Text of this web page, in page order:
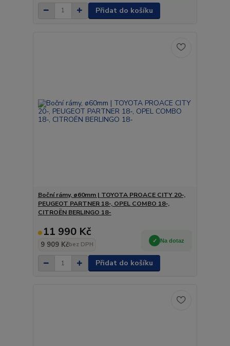
Přidat do košíku
Boční rámy, ø60mm | TOYOTA PROACE CITY 20-,
PEUGEOT PARTNER 18-, OPEL COMBO 18-,
CITROËN BERLINGO 18-
11 990 Kč
9 909 Kčbez DPH
Na dotaz
Přidat do košíku